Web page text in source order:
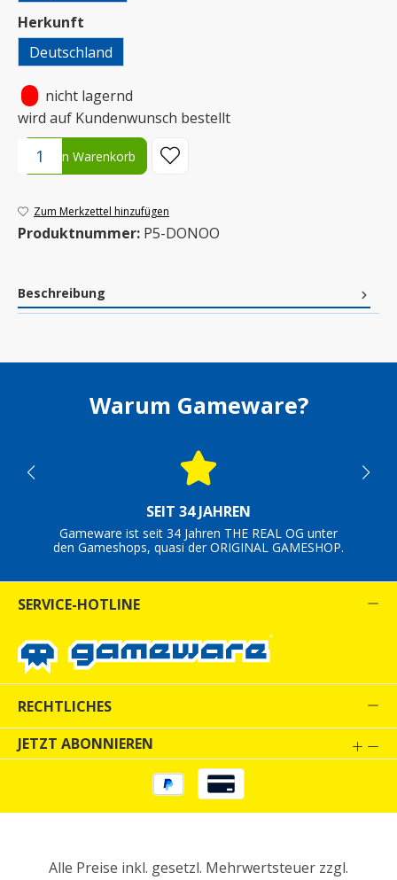
Herkunft
Deutschland
nicht lagernd
wird auf Kundenwunsch bestellt
Produkt Anzahl: Gib den gewünschten Wert ein oder benutze
In den Warenkorb
Zum Merkzettel hinzufügen
Produktnummer: P5-DONOO
Beschreibung
Warum Gameware?
SEIT 34 JAHREN
Gameware ist seit 34 Jahren THE REAL OG unter
den Gameshops, quasi der ORIGINAL GAMESHOP.
SERVICE-HOTLINE
RECHTLICHES
JETZT ABONNIEREN
Alle Preise inkl. gesetzl. Mehrwertsteuer zzgl.